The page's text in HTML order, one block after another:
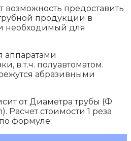
возможность предоставить
продукции в
необходимый для
аппаратами
в т.ч. полуавтоматом.
абразивными
от Диаметра трубы (Ф
Расчет стоимости 1 реза
формуле: